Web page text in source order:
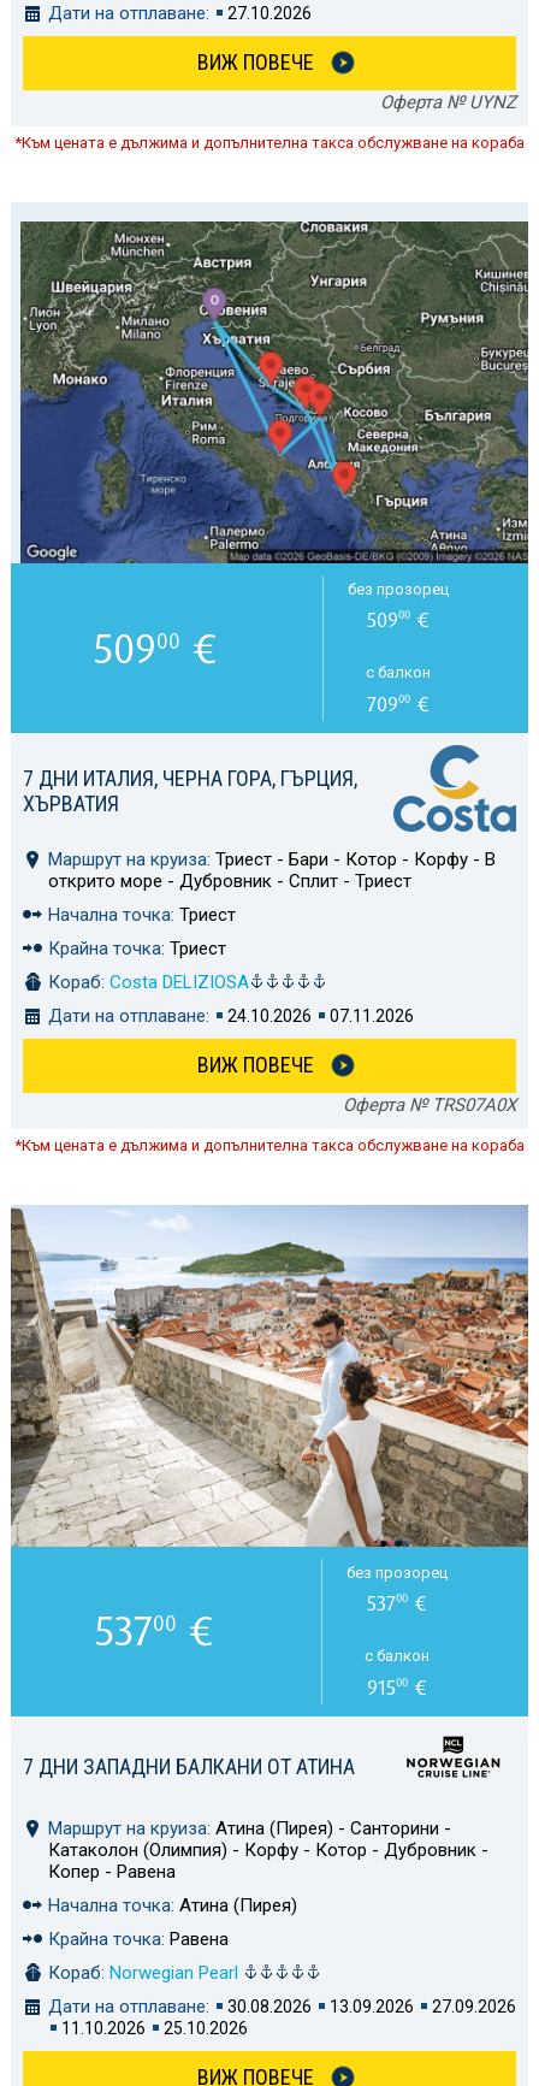
Дати на отплаване: 27.10.2026
ВИЖ ПОВЕЧЕ
Оферта № UYNZ
*Към цената е дължима и допълнителна такса обслужване на кораба
7 ДНИ ИТАЛИЯ, ЧЕРНА ГОРА, ГЪРЦИЯ,
ХЪРВАТИЯ
Маршрут на круиза: Триест - Бари - Котор - Корфу - В
открито море - Дубровник - Сплит - Триест
Начална точка: Триест
Крайна точка: Триест
Кораб: Costa DELIZIOSA
Дати на отплаване:
24.10.2026 07.11.2026
ВИЖ ПОВЕЧЕ
Оферта № TRS07A0X
50900 €
без прозорец
50900 €
с балкон
70900 €
*Към цената е дължима и допълнителна такса обслужване на кораба
7 ДНИ ЗАПАДНИ БАЛКАНИ ОТ АТИНА
Маршрут на круиза: Атина (Пирея) - Санторини -
Катаколон (Олимпия) - Корфу - Котор - Дубровник -
Копер - Равена
Начална точка: Атина (Пирея)
Крайна точка: Равена
Кораб: Norwegian Pearl
Дати на отплаване:
30.08.2026 13.09.2026
27.09.2026
11.10.2026
25.10.2026
ВИЖ ПОВЕЧЕ
53700 €
без прозорец
53700 €
с балкон
91500 €